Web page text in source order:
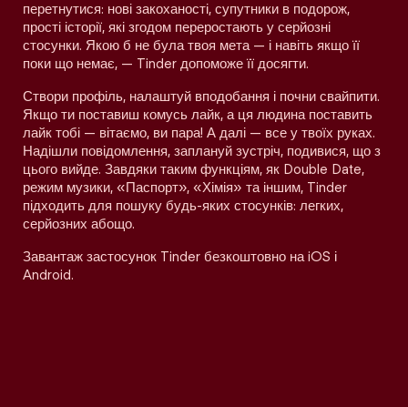
перетнутися: нові закоханості, супутники в подорож,
прості історії, які згодом переростають у серйозні
стосунки. Якою б не була твоя мета — і навіть якщо її
поки що немає, — Tinder допоможе її досягти.
Створи профіль, налаштуй вподобання і почни свайпити.
Якщо ти поставиш комусь лайк, а ця людина поставить
лайк тобі — вітаємо, ви пара! А далі — все у твоїх руках.
Надішли повідомлення, заплануй зустріч, подивися, що з
цього вийде. Завдяки таким функціям, як Double Date,
режим музики, «Паспорт», «Хімія» та іншим, Tinder
підходить для пошуку будь-яких стосунків: легких,
серйозних абощо.
Завантаж застосунок Tinder безкоштовно на iOS і
Android.